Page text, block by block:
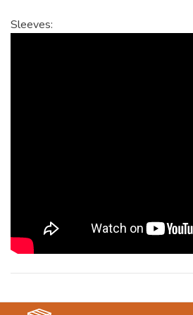
Sleeves: